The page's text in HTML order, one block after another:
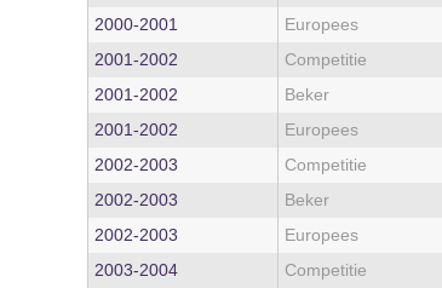
2000‑2001
Europees
2001‑2002
Competitie
2001‑2002
Beker
2001‑2002
Europees
2002‑2003
Competitie
2002‑2003
Beker
2002‑2003
Europees
2003‑2004
Competitie